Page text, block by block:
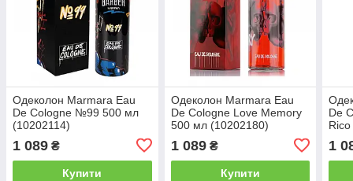
Одеколон Marmara Eau
De Cologne №99 500 мл
(10202114)
1 089 ₴
Купити
Одеколон Marmara Eau
De Cologne Love Memory
500 мл (10202180)
1 089₴
Купити
De
1